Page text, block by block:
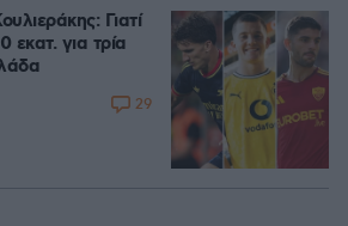
Γιατί
για τρία
29